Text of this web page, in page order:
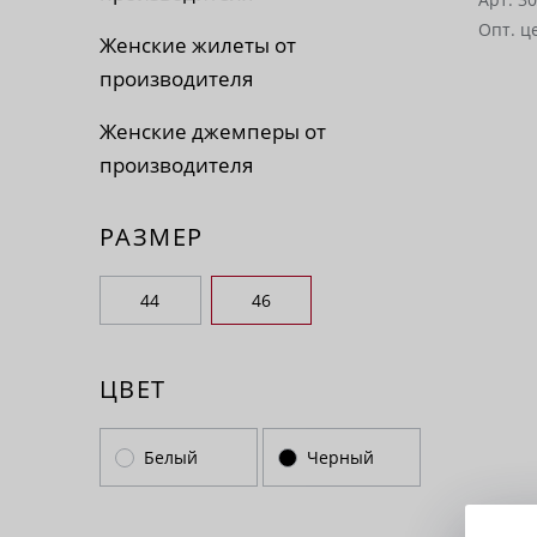
Женские жилеты от
производителя
Женские джемперы от
производителя
РАЗМЕР
44 46
ЦВЕТ
Белый Черный
Опт.